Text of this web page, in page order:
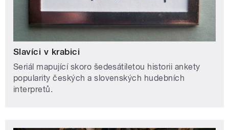
Slavíci v krabici
Seriál mapující skoro šedesátiletou historii ankety
popularity českých a slovenských hudebních
interpretů.